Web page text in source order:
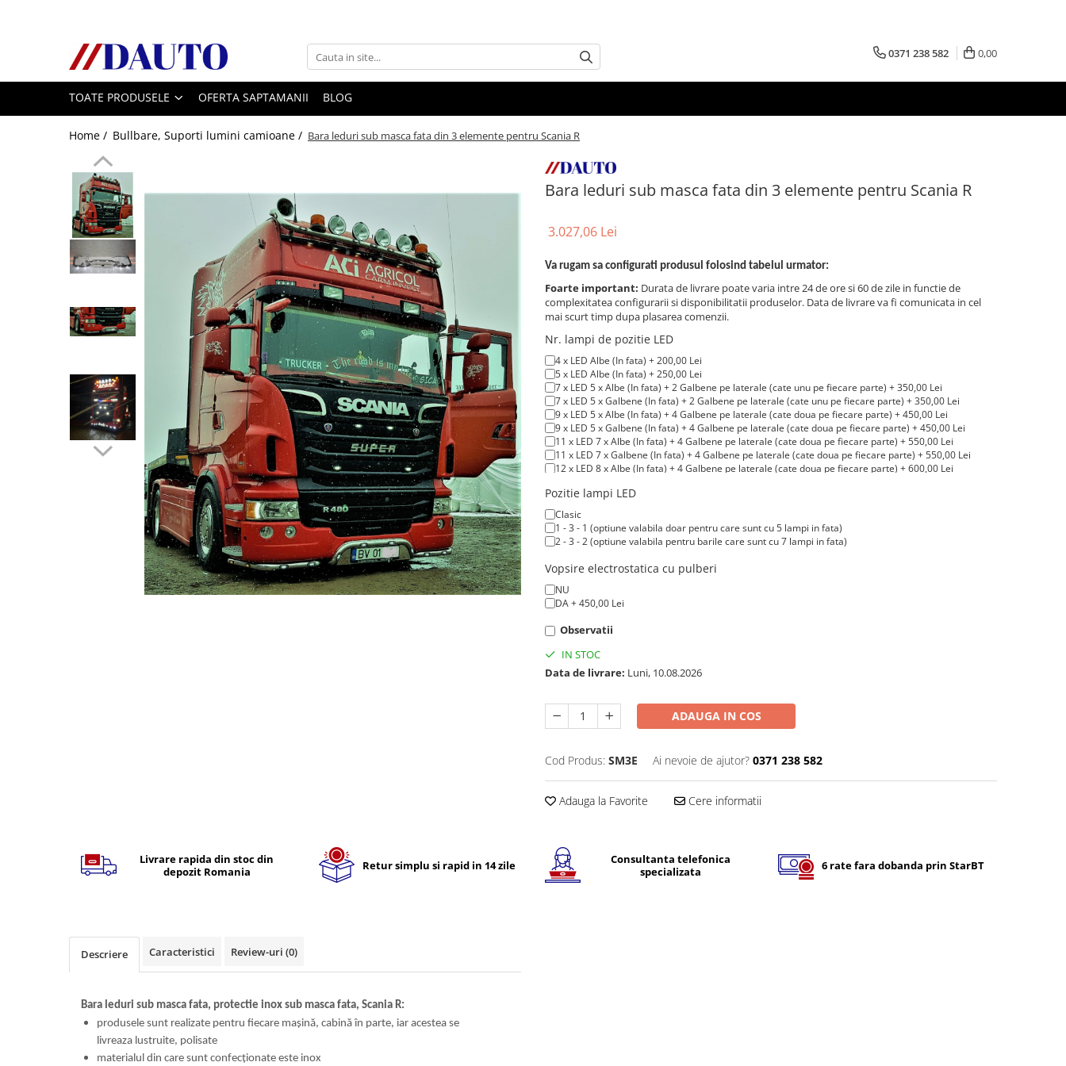
Toate Produsele
Bullbare, Suporti lumini camioane
Accesorii inox
DAF XF Euro 6
Mercedes Actros
Mercedes Actros MP2
Mercedes Actros MP4, MP5
Accesorii iluminare LED camioane
Becuri Halogen Auto
Becuri Led Auto
Seturi de Becuri Auto
Faruri Camioane, Utilaje &
0371 238 582 0,00
TOATE PRODUSELE OFERTA SAPTAMANII BLOG
Home / Bullbare, Suporti lumini camioane / Bara leduri sub masca fata din 3 elemente pentru Scania R
Bara leduri sub masca fata din 3 elemente pentru Scania R
3.027,06 Lei
Va rugam sa configurati produsul folosind tabelul urmator:
Foarte important: Durata de livrare poate varia intre 24 de ore si 60 de zile in functie de
complexitatea configurarii si disponibilitatii produselor. Data de livrare va fi comunicata in cel
mai scurt timp dupa plasarea comenzii.
Nr. lampi de pozitie LED
4 x LED Albe (In fata) + 200,00 Lei
5 x LED Albe (In fata) + 250,00 Lei
7 x LED 5 x Albe (In fata) + 2 Galbene pe laterale (cate unu pe fiecare parte) + 350,00 Lei
7 x LED 5 x Galbene (In fata) + 2 Galbene pe laterale (cate unu pe fiecare parte) + 350,00 Lei
9 x LED 5 x Albe (In fata) + 4 Galbene pe laterale (cate doua pe fiecare parte) + 450,00 Lei
9 x LED 5 x Galbene (In fata) + 4 Galbene pe laterale (cate doua pe fiecare parte) + 450,00 Lei
11 x LED 7 x Albe (In fata) + 4 Galbene pe laterale (cate doua pe fiecare parte) + 550,00 Lei
11 x LED 7 x Galbene (In fata) + 4 Galbene pe laterale (cate doua pe fiecare parte) + 550,00 Lei
12 x LED 8 x Albe (In fata) + 4 Galbene pe laterale (cate doua pe fiecare parte) + 600,00 Lei
13 x LED 9 x Albe (In fata) + 4 Galbene pe laterale (cate doua pe fiecare parte) + 650,00 Lei
14 x LED 10 x Albe (In fata) + 4 Galbene pe laterale (cate doua pe fiecare parte) + 700,00 Lei
14 x LED 10 x Galbene (In fata) + 4 Galbene pe laterale (cate doua pe fiecare parte) + 700,00 Lei
Pozitie lampi LED
Clasic
1 - 3 - 1 (optiune valabila doar pentru care sunt cu 5 lampi in fata)
2 - 3 - 2 (optiune valabila pentru barile care sunt cu 7 lampi in fata)
Vopsire electrostatica cu pulberi
NU
DA + 450,00 Lei
Observatii
IN STOC
Data de livrare: Luni, 10.08.2026
ADAUGA IN COS
Cod Produs: SM3E Ai nevoie de ajutor? 0371 238 582
Adauga la Favorite Cere informatii
Livrare rapida din stoc din
depozit Romania
Retur simplu si rapid in 14 zile
Consultanta telefonica
specializata
6 rate fara dobanda prin StarBT
Descriere Caracteristici Review-uri (0)
Bara leduri sub masca fata, protectie inox sub masca fata, Scania R:
produsele sunt realizate pentru fiecare mașină, cabină în parte, iar acestea se
livreaza lustruite, polisate
materialul din care sunt confecționate este inox